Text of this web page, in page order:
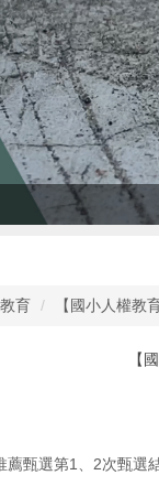
育 【國小人權教
【
薦甄選第1、2次甄選